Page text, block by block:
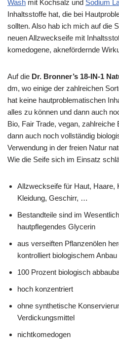
Wash mit Kochsalz und Sodium
Inhaltsstoffe hat, die bei
sollten. Also hab ich mich auf die
neuen Allzweckseife mit
komedogene, aknefördernde
Auf die Dr. Bronner’s 18-IN-1
dm, wo einige der zahlreichen
hat keine hautproblematischen
alles zu können und dann auch
Bio, Fair Trade, vegan,
dann auch noch vollständig
Verwendung in der freien Natur
Wie die Seife sich im Einsatz
Allzweckseife für Haut, Haare,
Kleidung, Geschirr, …
Bestandteile sind im
hautpflegendes Glycerin
aus verseiften Pflanzenölen
kontrolliert biologischem
100 Prozent biologisch
hoch konzentriert
ohne synthetische
Verdickungsmittel
nichtkomedogen